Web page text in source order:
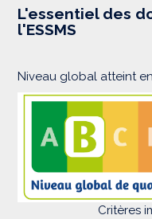
s
i
L'essentiel des
l'ESSMS
Niveau global atteint en
Critères